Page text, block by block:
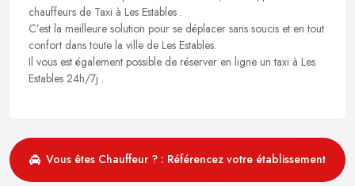
chauffeurs de Taxi à Les Estables .
C’est la meilleure solution pour se déplacer sans soucis et en tout
confort dans toute la ville de Les Estables.
Il vous est également possible de réserver en ligne un taxi à Les
Estables 24h/7j .
Vous êtes Chauffeur ? : Référencez votre établissement